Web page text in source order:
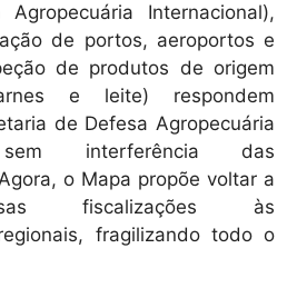
Internacional),
de portos, aeroportos e
de produtos de origem
e leite) respondem
de Defesa Agropecuária
interferência das
o Mapa propõe voltar a
fiscalizações às
fragilizando todo o